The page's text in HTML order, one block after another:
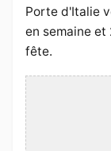
Porte d'Italie
en semaine
fête.